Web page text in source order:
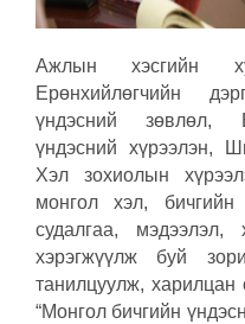
Ажлын хэсгийн
Ерөнхийлөгчийн
үндэсний зөвлөл,
үндэсний хүрээлэн,
Хэл зохиолын
монгол хэл, бичгийн
судалгаа, мэдээлэл,
хэрэгжүүлж буй
танилцуулж, харилцан
“Монгол бичгийн